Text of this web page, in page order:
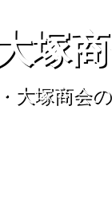
塚
大塚商会